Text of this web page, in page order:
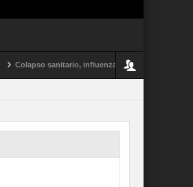
Colapso sanitario, influenza tipo A y conflictos en